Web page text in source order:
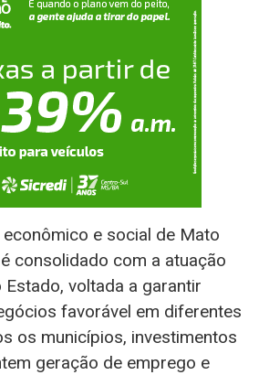
e social de Mato
consolidado com a atuação
Estado, voltada a garantir
favorável em diferentes
os municípios, investimentos
geração de emprego e